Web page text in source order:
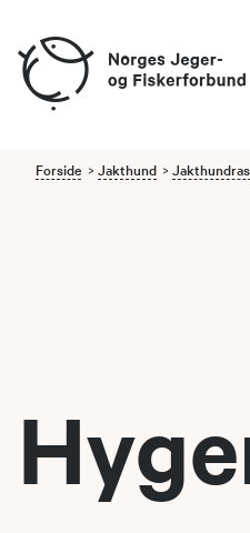
Forside Jakthund